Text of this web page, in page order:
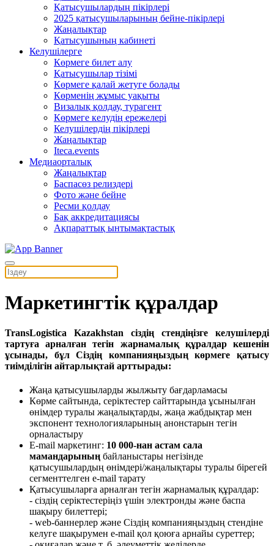
Қатысушылардың пікірлері
2025 қатысушыларының бейне-пікірлері
Жаңалықтар
Қатысушының кабинеті
Келушілерге
Көрмеге билет алу
Қатысушылар тізімі
Көрмеге қалай жетуге болады
Көрменің жұмыс уақыты
Визалық қолдау, турагент
Көрмеге келудің ережелері
Келушілердің пікірлері
Жаңалықтар
Iteca.events
Медиаорталық
Жаңалықтар
Баспасөз релиздері
Фото және бейне
Ресми қолдау
Бақ аккредитациясы
Ақпараттық ынтымақтастық
Маркетингтік құралдар
TransLogistica Kazakhstan сіздің стендіңізге келушілерді
тартуға арналған тегін жарнамалық құралдар кешенін
ұсынады, бұл Сіздің компанияңыздың көрмеге қатысу
тиімділігін айтарлықтай арттырады:
Жаңа қатысушыларды жылжыту бағдарламасы
Көрме сайтында, серіктестер сайттарында ұсынылған
өнімдер туралы жаңалықтарды, жаңа жабдықтар мен
экспонент технологияларының анонстарын тегін
орналастыру
E-mail маркетинг: 10 000-нан астам сала
мамандарының байланыстары негізінде
қатысушылардың өнімдері/жаңалықтары туралы бірегей
сегменттелген e-mail тарату
Қатысушыларға арналған тегін жарнамалық құралдар:
- сіздің серіктестеріңіз үшін электронды және баспа
шақыру билеттері;
- web-баннерлер және Сіздің компанияңыздың стендіне
келуге шақырумен e-mail қол қоюға арнайы суреттер;